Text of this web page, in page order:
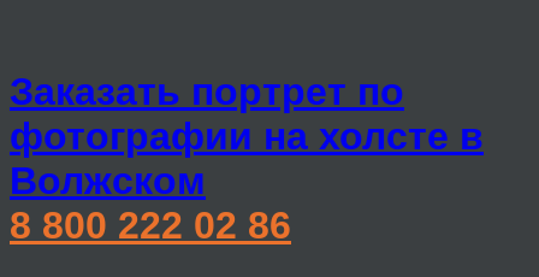
Заказать портрет по
фотографии на холсте в
Волжском
8 800 222 02 86